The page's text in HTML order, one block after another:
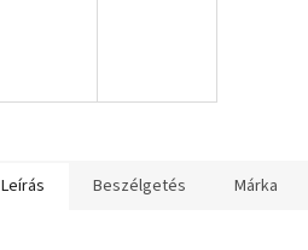
Leírás Beszélgetés Márka